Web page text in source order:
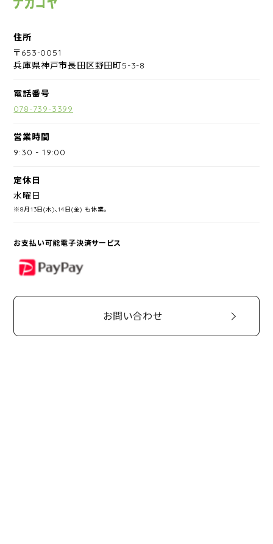
住所
〒653-0051
兵庫県神戸市長田区野田町5-3-8
電話番号
078-739-3399
営業時間
9:30 -19:00
定休日
水曜日
※8月13日(木)、14日(金) も休業。
お支払い可能電子決済サービス
PayPay
お問い合わせ